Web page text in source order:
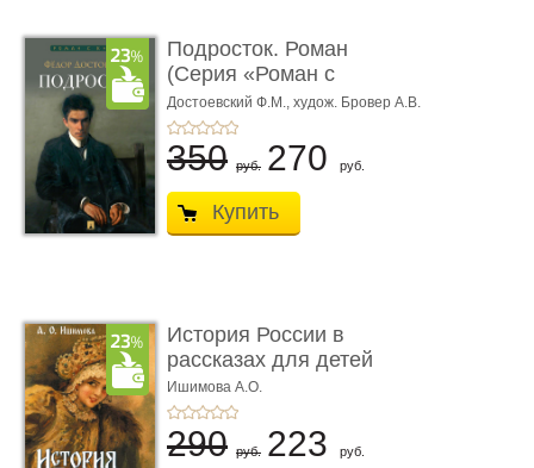
Подросток. Роман
(Серия «Роман с
книгой»)
Достоевский Ф.М., худож. Бровер А.В.
350 руб. 270 руб.
Купить
История России в
рассказах для детей
Ишимова А.О.
290 руб. 223 руб.